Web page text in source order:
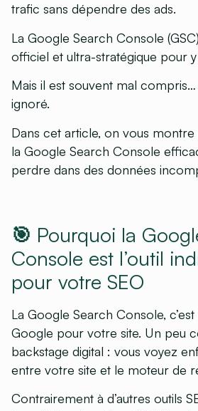
trafic sans dépendre des ads.
La Google Search Console
officiel et ultra-stratégique pour
Mais il est souvent mal
ignoré.
Dans cet article, on vous
la Google Search Console
perdre dans des données
🎯 Pourquoi la
Console est l’outil
pour votre SEO
La Google Search Console,
Google pour votre site. Un peu
backstage digital : vous voyez
entre votre site et le moteur de
Contrairement à d’autres outils